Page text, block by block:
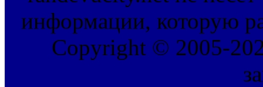
информации, которую
Copyright © 2005-